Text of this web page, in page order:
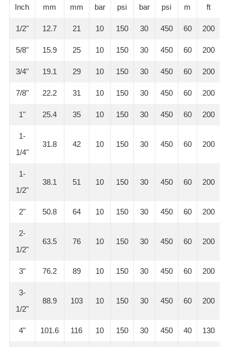
Inch mm mm bar psi bar psi m ft
1/2" 12.7 21 10 150 30 450 60 200
5/8" 15.9 25 10 150 30 450 60 200
3/4" 19.1 29 10 150 30 450 60 200
7/8" 22.2 31 10 150 30 450 60 200
1" 25.4 35 10 150 30 450 60 200
1-
1/4"
31.8 42 10 150 30 450 60 200
1-
1/2"
38.1 51 10 150 30 450 60 200
2" 50.8 64 10 150 30 450 60 200
2-
1/2"
63.5 76 10 150 30 450 60 200
3" 76.2 89 10 150 30 450 60 200
3-
1/2"
88.9 103 10 150 30 450 60 200
4" 101.6 116 10 150 30 450 40 130